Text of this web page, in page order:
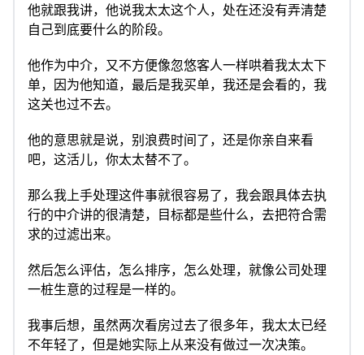
他就跟我讲，他说我太太这个人，处在还没有弄清楚
自己到底要什么的阶段。
他作为中介，又不方便像忽悠客人一样哄着我太太下
单，因为他知道，最后是我买单，我还是会看的，我
这关也过不去。
他的意思就是说，别浪费时间了，还是你亲自来看
吧，这活儿，你太太替不了。
那么我上手处理这件事就很容易了，我会跟具体去执
行的中介讲的很清楚，目标都是些什么，去把符合需
求的过滤出来。
然后怎么评估，怎么排序，怎么处理，就像公司处理
一桩生意的过程是一样的。
我事后想，虽然两次看房过去了很多年，我太太已经
不年轻了，但是她实际上从来没有做过一次决策。